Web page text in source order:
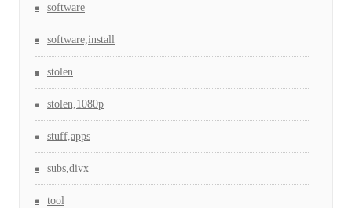
software
software,install
stolen
stolen,1080p
stuff,apps
subs,divx
tool